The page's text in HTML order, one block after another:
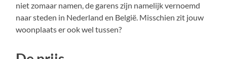
niet zomaar namen, de garens zijn namelijk vernoemd
naar steden in Nederland en België. Misschien zit jouw
woonplaats er ook wel tussen?